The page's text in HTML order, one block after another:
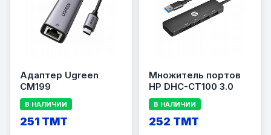
Адаптер Ugreen
CM199
В НАЛИЧИИ
251 TMT
Множитель портов
HP DHC-CT100 3.0
В НАЛИЧИИ
252 TMT